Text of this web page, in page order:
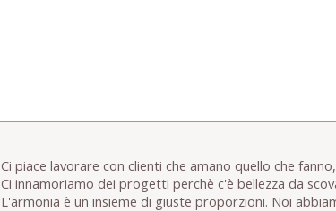
Ci piace lavorare con clienti che amano quello che
Ci innamoriamo dei progetti perchè c'è bellezza da
L'armonia è un insieme di giuste proporzioni. Noi